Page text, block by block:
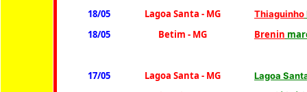
18/05 Lagoa Santa - MG Thiaguinho
18/05 Betim - MG Brenin
17/05 Lagoa Santa - MG Lagoa